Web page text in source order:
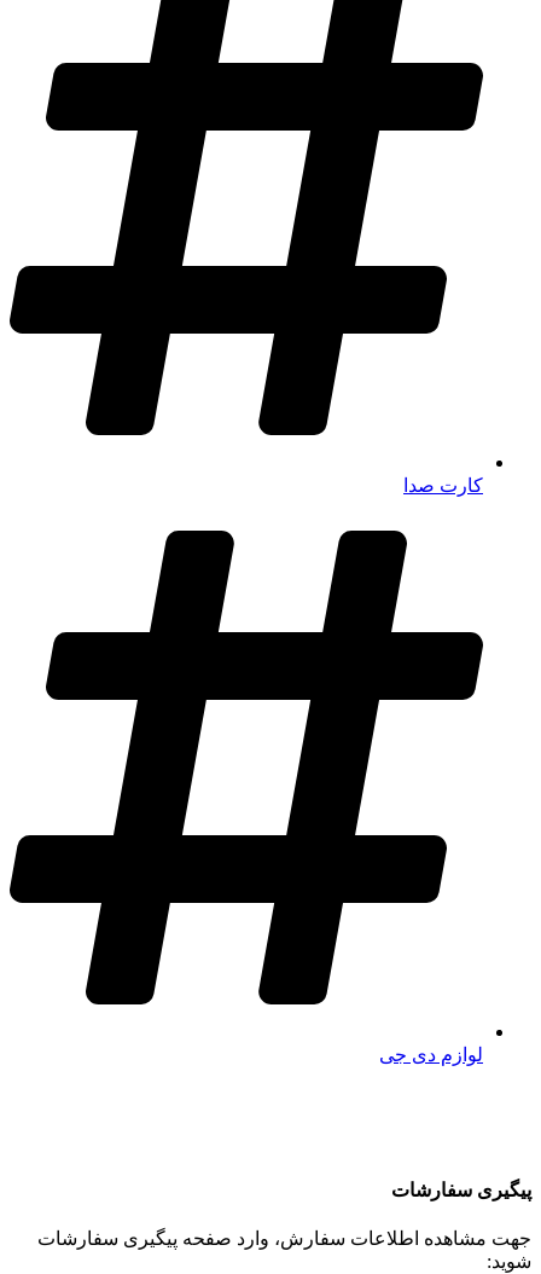
کارت صدا
لوازم دی جی
پیگیری سفارشات
جهت مشاهده اطلاعات سفارش، وارد صفحه پیگیری سفارشات
شوید: